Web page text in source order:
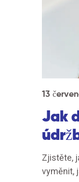
13
Jak
Zjistěte,
vyměnit,